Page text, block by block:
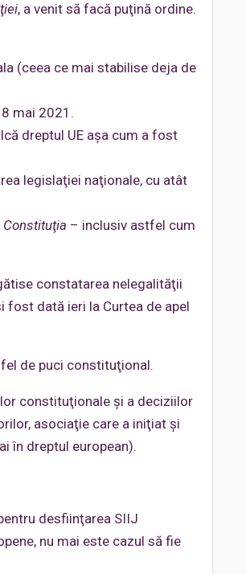
, a venit să facă puţină ordine.
(ceea ce mai stabilise deja de
mai 2021.
dreptul UE aşa cum a fost
legislaţiei naţionale, cu atât
Constituţia – inclusiv astfel cum
constatarea nelegalităţii
fost dată ieri la Curtea de apel
de puci constituţional.
constituţionale şi a deciziilor
asociaţie care a iniţiat şi
în dreptul european).
desfiinţarea SIIJ
nu mai este cazul să fie